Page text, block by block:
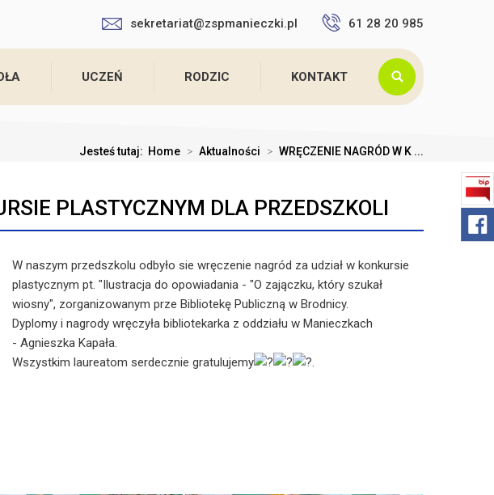
sekretariat@zspmanieczki.pl 61 28 20 985
UCZEŃ RODZIC KONTAKT
Jesteś tutaj: Home > Aktualności > WRĘCZENIE NAGRÓD W K ...
PLASTYCZNYM DLA PRZEDSZKOLI
W naszym przedszkolu odbyło sie wręczenie nagród za udział w konkursie
plastycznym pt. "Ilustracja do opowiadania - "O zajączku, który szukał
wiosny", zorganizowanym prze Bibliotekę Publiczną w Brodnicy.
Dyplomy i nagrody wręczyła bibliotekarka z oddziału w Manieczkach
- Agnieszka Kapała.
Wszystkim laureatom serdecznie gratulujemy
.